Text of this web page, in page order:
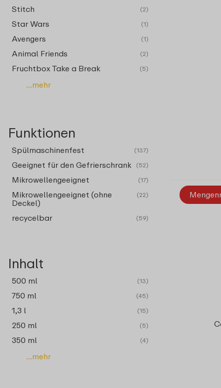
Stitch (2)
Star Wars (1)
Avengers (1)
Animal Friends (2)
Fruchtbox Take a Break (5)
...mehr
Funktionen
Spülmaschinenfest (137)
Geeignet für den Gefrierschrank (52)
Mikrowellengeeignet (17)
Mikrowellengeeignet (ohne
Deckel)
(22)
recycelbar (59)
Inhalt
500 ml (13)
750 ml (45)
1,3 l (15)
250 ml (5)
350 ml (4)
...mehr